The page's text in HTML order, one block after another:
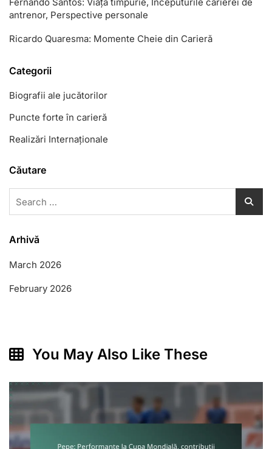
antrenor, Perspective personale
Ricardo Quaresma: Momente Cheie din Carieră
Categorii
Biografii ale jucătorilor
Puncte forte în carieră
Realizări Internaționale
Căutare
for:
Arhivă
March 2026
February 2026
You May Also Like These